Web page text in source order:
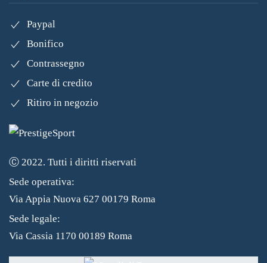
Paypal
Bonifico
Contrassegno
Carte di credito
Ritiro in negozio
Ⓒ 2022. Tutti i diritti riservati
Sede operativa:
Via Appia Nuova 627 00179 Roma
Sede legale:
Via Cassia 1170 00189 Roma